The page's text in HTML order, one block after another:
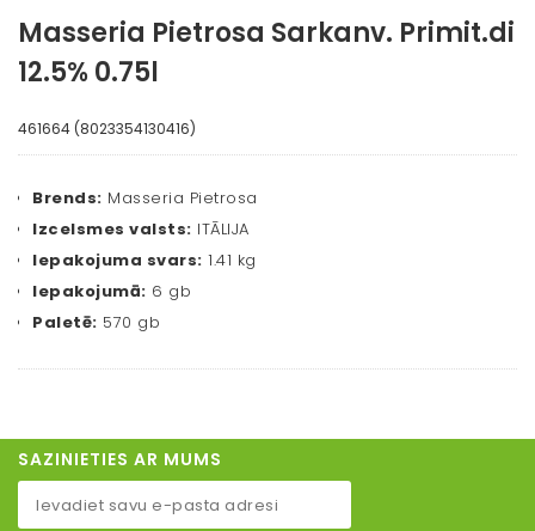
Masseria Pietrosa Sarkanv. Primit.di
12.5% 0.75l
461664 (8023354130416)
Brends: Masseria Pietrosa
Izcelsmes valsts: ITĀLIJA
Iepakojuma svars: 1.41 kg
Iepakojumā: 6 gb
Paletē: 570 gb
SAZINIETIES AR MUMS